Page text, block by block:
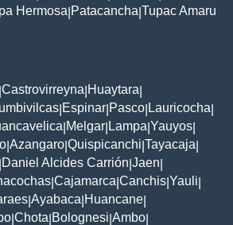
Hermosa Patacancha Tupac Amaru
Castrovirreyna Huaytara
Espinar Pasco Lauricocha
Melgar Lampa Yauyos
Azangaro Quispicanchi Tayacaja
Daniel Alcides Carrión Jaen
Cajamarca Canchis Yauli
Ayabaca Huancane
Chota Bolognesi Ambo